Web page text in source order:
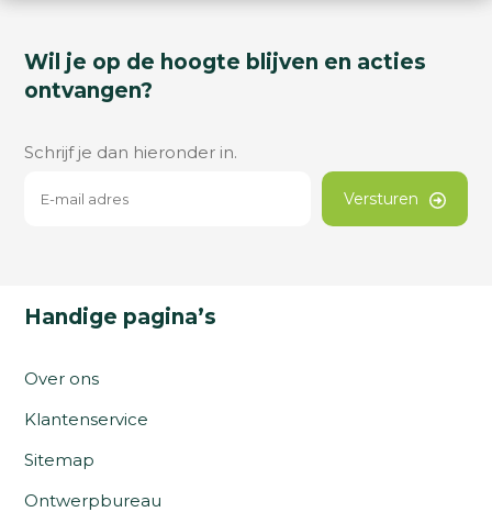
Wil je op de hoogte blijven en acties
ontvangen?
Schrijf je dan hieronder in.
Versturen
Handige pagina’s
Over ons
Klantenservice
Sitemap
Ontwerpbureau